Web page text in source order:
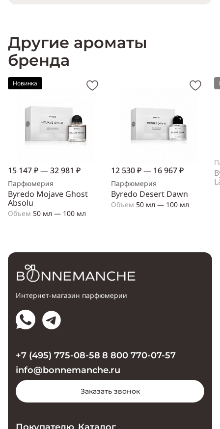
Другие ароматы
бренда
Новинка
15 147 ₽ — 32 981 ₽
Парфюмерия
Byredo Mojave Ghost
Absolu
Объем 50 мл — 100 мл
12 530 ₽ — 16 967 ₽
Парфюмерия
Byredo Desert Dawn
Объем 50 мл — 100 мл
Интернет-магазин парфюмерии
+7 (495) 775-08-58 8 800 770-07-57
info@bonnemanche.ru
Заказать звонок